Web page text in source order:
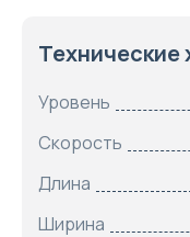
Технические
Уровень
Скорость
Длина
Ширина